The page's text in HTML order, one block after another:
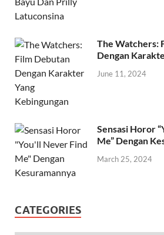
The Watchers:
Dengan
June 11, 2024
Sensasi Horor
Me” Dengan
March 25, 2024
CATEGORIES